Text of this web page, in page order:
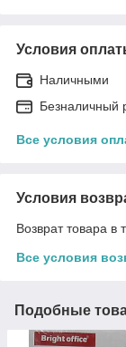
Условия
Наличными
Безналичный
Все условия
Условия
Возврат товара в
Все условия
Подобные